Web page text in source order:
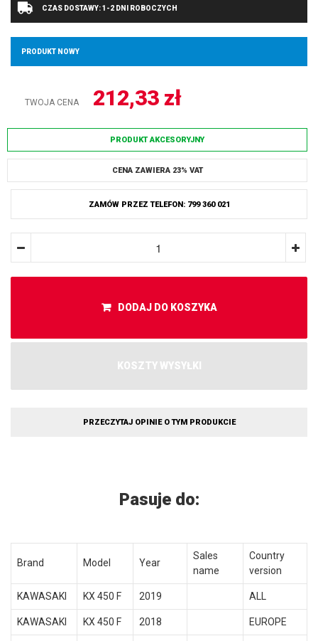
CZAS DOSTAWY: 1-2 DNI ROBOCZYCH
PRODUKT NOWY
TWOJA CENA 212,33 zł
PRODUKT AKCESORYJNY
CENA ZAWIERA 23% VAT
ZAMÓW PRZEZ TELEFON: 799 360 021
DODAJ DO KOSZYKA
KOSZTY WYSYŁKI
PRZECZYTAJ OPINIE O TYM PRODUKCIE
Pasuje do:
Brand Model Year
Sales
name
Country
version
KAWASAKI KX 450 F 2019 ALL
KAWASAKI KX 450 F 2018 EUROPE